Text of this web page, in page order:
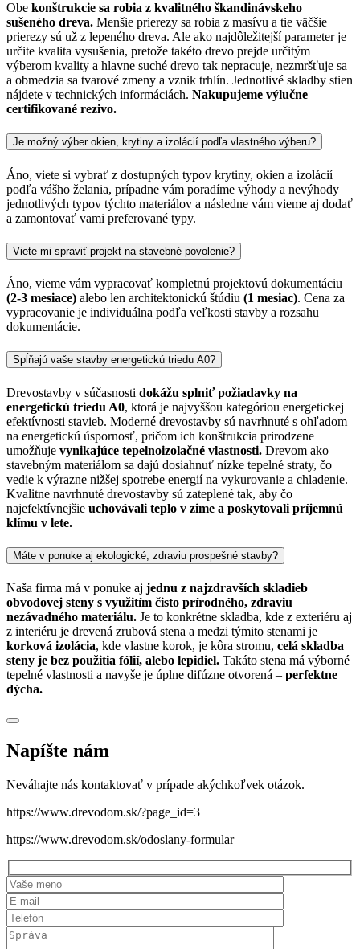
Obe konštrukcie sa robia z kvalitného škandinávskeho
sušeného dreva. Menšie prierezy sa robia z masívu a tie väčšie
prierezy sú už z lepeného dreva. Ale ako najdôležitejší parameter je
určite kvalita vysušenia, pretože takéto drevo prejde určitým
výberom kvality a hlavne suché drevo tak nepracuje, nezmršťuje sa
a obmedzia sa tvarové zmeny a vznik trhlín. Jednotlivé skladby stien
nájdete v technických informáciách. Nakupujeme výlučne
certifikované rezivo.
Je možný výber okien, krytiny a izolácií podľa vlastného výberu?
Áno, viete si vybrať z dostupných typov krytiny, okien a izolácií
podľa vášho želania, prípadne vám poradíme výhody a nevýhody
jednotlivých typov týchto materiálov a následne vám vieme aj dodať
a zamontovať vami preferované typy.
Viete mi spraviť projekt na stavebné povolenie?
Áno, vieme vám vypracovať kompletnú projektovú dokumentáciu
(2-3 mesiace) alebo len architektonickú štúdiu (1 mesiac). Cena za
vypracovanie je individuálna podľa veľkosti stavby a rozsahu
dokumentácie.
Spĺňajú vaše stavby energetickú triedu A0?
Drevostavby v súčasnosti dokážu splniť požiadavky na
energetickú triedu A0, ktorá je najvyššou kategóriou energetickej
efektívnosti stavieb. Moderné drevostavby sú navrhnuté s ohľadom
na energetickú úspornosť, pričom ich konštrukcia prirodzene
umožňuje vynikajúce tepelnoizolačné vlastnosti. Drevom ako
stavebným materiálom sa dajú dosiahnuť nízke tepelné straty, čo
vedie k výrazne nižšej spotrebe energií na vykurovanie a chladenie.
Kvalitne navrhnuté drevostavby sú zateplené tak, aby čo
najefektívnejšie uchovávali teplo v zime a poskytovali príjemnú
klímu v lete.
Máte v ponuke aj ekologické, zdraviu prospešné stavby?
Naša firma má v ponuke aj jednu z najzdravších skladieb
obvodovej steny s využitím čisto prírodného, zdraviu
nezávadného materiálu. Je to konkrétne skladba, kde z exteriéru aj
z interiéru je drevená zrubová stena a medzi týmito stenami je
korková izolácia, kde vlastne korok, je kôra stromu, celá skladba
steny je bez použitia fólií, alebo lepidiel. Takáto stena má výborné
tepelné vlastnosti a navyše je úplne difúzne otvorená – perfektne
dýcha.
Napíšte nám
Neváhajte nás kontaktovať v prípade akýchkoľvek otázok.
https://www.drevodom.sk/?page_id=3
https://www.drevodom.sk/odoslany-formular